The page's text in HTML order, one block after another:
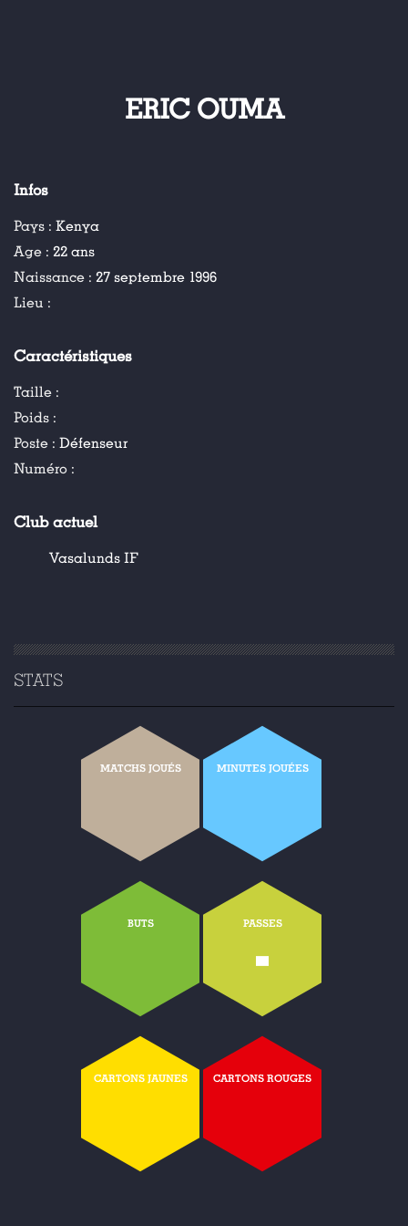
ERIC OUMA
Infos
Pays : Kenya
Age : 22 ans
Naissance : 27 septembre 1996
Lieu :
Caractéristiques
Taille :
Poids :
Poste : Défenseur
Numéro :
Club actuel
Vasalunds IF
STATS
MATCHS JOUÉS MINUTES JOUÉES
BUTS PASSES
-
CARTONS JAUNES CARTONS ROUGES